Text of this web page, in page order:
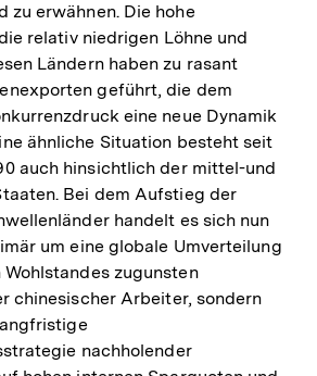
zu erwähnen. Die hohe
relativ niedrigen Löhne und
Ländern haben zu rasant
geführt, die dem
eine neue Dynamik
ähnliche Situation besteht seit
auch hinsichtlich der mittel-und
Bei dem Aufstieg der
handelt es sich nun
um eine globale Umverteilung
zugunsten
chinesischer Arbeiter, sondern
nachholender